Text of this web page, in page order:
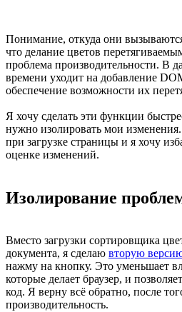
Понимание, откуда они
что делание цветов
проблема производительности. В
времени уходит на добавление
обеспечение возможности их
Я хочу сделать эти функции
нужно изолировать мои
при загрузке страницы и я хочу
оценке изменений.
Изолирование
Вместо загрузки сортировщика
документа, я сделаю вторую
нажму на кнопку. Это уменьшает
которые делает браузер, и
код. Я верну всё обратно, после
производительность.